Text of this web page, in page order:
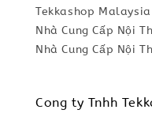
Tekkashop Malaysia
Nhà Cung Cấp Nội
Nhà Cung Cấp Nội
Cong ty Tnhh